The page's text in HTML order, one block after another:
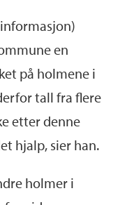
en
på holmene i
tall fra flere
etter denne
hjalp, sier han.
holmer i